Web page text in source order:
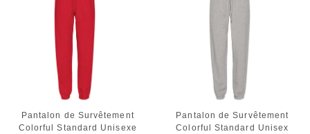
Pantalon de Survêtement
Colorful Standard Unisexe
Pantalon de Survêtement
Colorful Standard Unisex